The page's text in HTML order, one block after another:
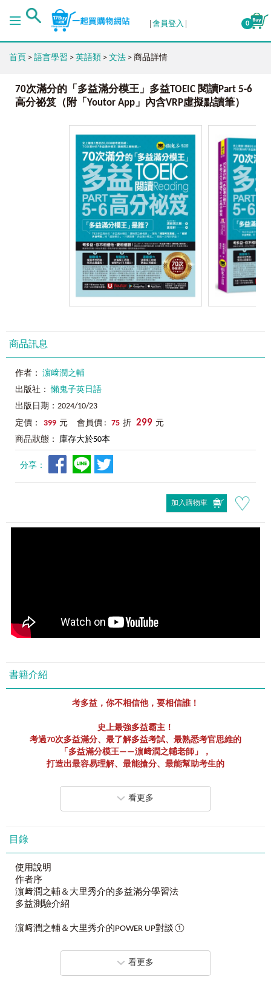
會員登入 0
首頁 > 語言學習 > 英語類 > 文法 > 商品詳情
70次滿分的「多益滿分模王」多益TOEIC 閱讀Part 5-6
高分祕笈（附「Youtor App」內含VRP虛擬點讀筆）
商品訊息
作者： 濵﨑潤之輔
出版社：懶鬼子英日語
出版日期：2024/10/23
定價：
399 元 會員價 : 75 折 299 元
商品狀態： 庫存大於50本
分享：
加入購物車
書籍介紹
考多益，你不相信他，要相信誰！
史上最強多益霸主 ！
考過70次多益滿分、 最了解多益考試、最熟悉考官思維的
「多益滿分模王——濵﨑潤之輔老師」
，
打造出最容易理解、最能搶分、最能幫助考生的
「多益滿分模王 」 濵﨑潤之輔
歷經20,000題多益考題洗禮，
模擬「考官思維」、破解「多益考點」、掌握「解題關鍵」，
讓你馬上掌握重點、輕鬆破解題目、快速取得分數，
一次就能考到多益滿分990分！
■ 史上最強多益霸主，考過
次滿分的「多益滿分模王」！
史上第一人！考過70次滿分的「多益滿分模王：濵﨑潤之輔
試。多益滿分模王模擬考官思維、分析必考題型，帶領所有
看更多
目錄
使用說明
作者序
濵﨑潤之輔＆大里秀介的多益滿分學習法
多益測驗介紹
濵﨑潤之輔＆大里秀介的POWER UP對談①
解答一覽＆類型診斷
看更多